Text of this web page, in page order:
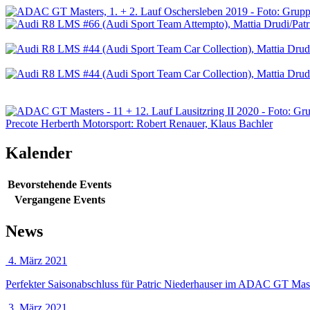
Kalender
Bevorstehende Events
Vergangene Events
News
4. März 2021
Perfekter Saisonabschluss für Patric Niederhauser im ADAC GT
3. März 2021